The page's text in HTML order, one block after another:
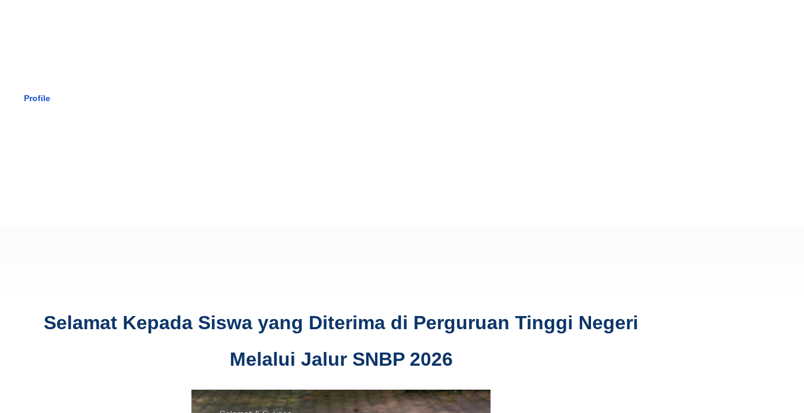
Profile
Selamat Kepada Siswa yang Diterima di Perguruan Tinggi Negeri
Melalui Jalur SNBP 2026